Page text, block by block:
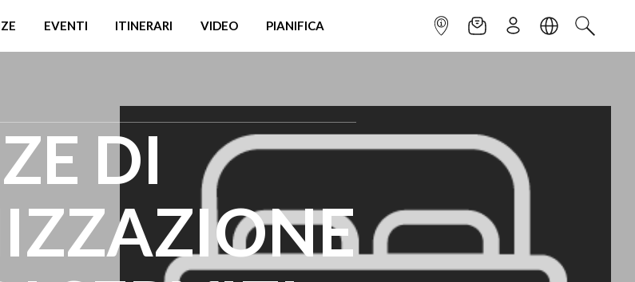
EVENTI ITINERARI VIDEO PIANIFICA INFOPOINTNEWSLETTER
ISCRIVITILINGUACERCA
DI